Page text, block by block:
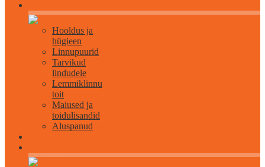
Hooldus ja
hügieen
Linnupuurid
Tarvikud
lindudele
Lemmiklinnu
toit
Maiused ja
toidulisandid
Aluspanud